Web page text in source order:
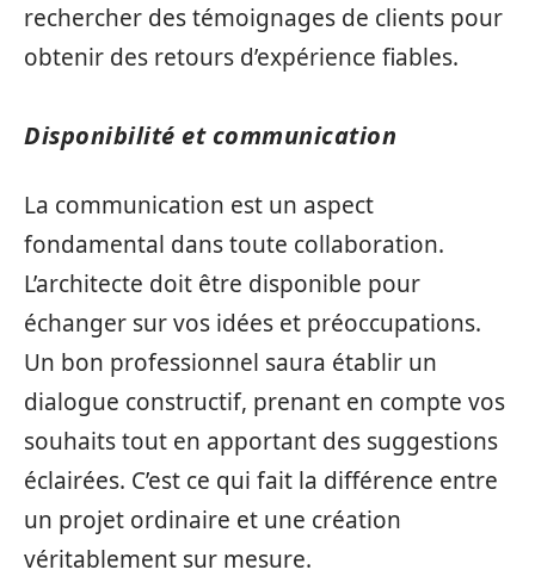
rechercher des témoignages de clients pour
obtenir des retours d’expérience fiables.
Disponibilité et communication
La communication est un aspect
fondamental dans toute collaboration.
L’architecte doit être disponible pour
échanger sur vos idées et préoccupations.
Un bon professionnel saura établir un
dialogue constructif, prenant en compte vos
souhaits tout en apportant des suggestions
éclairées. C’est ce qui fait la différence entre
un projet ordinaire et une création
véritablement sur mesure.